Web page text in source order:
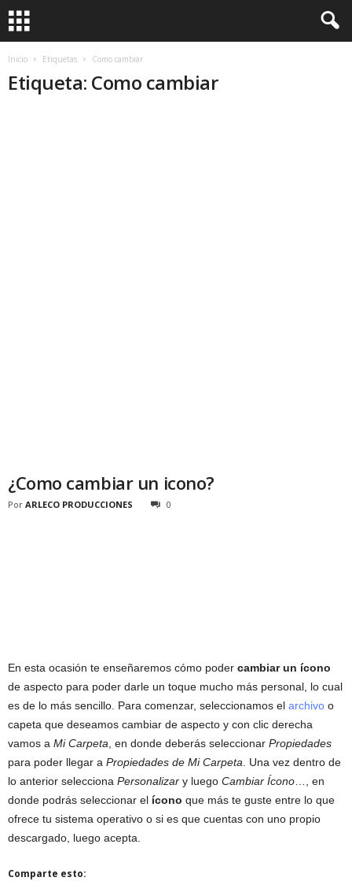
Inicio Etiquetas Como cambiar
Etiqueta: Como cambiar
¿Como cambiar un icono?
Por ARLECO PRODUCCIONES 0
En esta ocasión te enseñaremos cómo poder cambiar un ícono
de aspecto para poder darle un toque mucho más personal, lo cual
es de lo más sencillo. Para comenzar, seleccionamos el archivo o
capeta que deseamos cambiar de aspecto y con clic derecha
vamos a Mi Carpeta , en donde deberás seleccionar Propiedades
para poder llegar a Propiedades de Mi Carpeta . Una vez dentro de
lo anterior selecciona Personalizar y luego Cambiar Ícono …, en
donde podrás seleccionar el ícono que más te guste entre lo que
ofrece tu sistema operativo o si es que cuentas con uno propio
descargado, luego acepta.
Comparte esto: